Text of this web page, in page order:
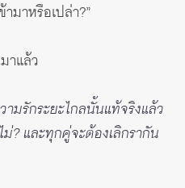
มาหรือเปล่า?”
าแล้ว
มรักระยะไกลนั้นแท้จริงแล้ว
? และทุกคู่จะต้องเลิกรากัน